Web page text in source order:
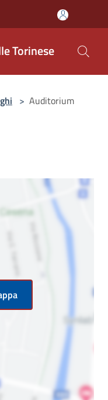
Torinese
> Auditorium